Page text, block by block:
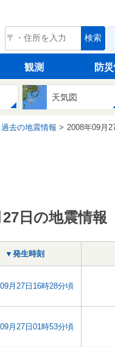
tenki.jp 検索
観測 防
天気図
過去の地震情報 2008年09月
日の地震情報
▼発生時刻
月27日16時28分頃
月27日01時53分頃